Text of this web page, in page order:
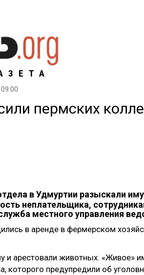
пермских
в Удмуртии разыскали
неплательщика,
местного управления
в аренде в фермерском
и арестовали животных. «Живое»
которого предупредили об